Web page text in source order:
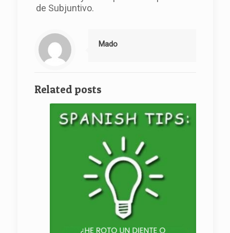
de Subjuntivo.
Mado
Related posts